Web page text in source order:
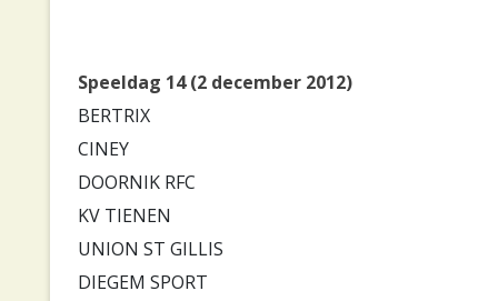
Speeldag 14 (2 december 2012)
BERTRIX
CINEY
DOORNIK RFC
KV TIENEN
UNION ST GILLIS
DIEGEM SPORT